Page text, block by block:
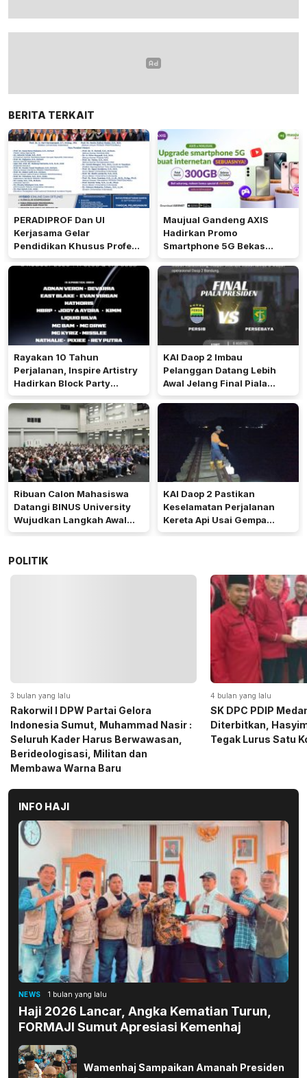
BERITA TERKAIT
PERADIPROF Dan UI
Kerjasama Gelar
Pendidikan Khusus Profesi
Advokat
Maujual Gandeng AXIS
Hadirkan Promo
Smartphone 5G Bekas
dengan Bonus Kuota
Rayakan 10 Tahun
Perjalanan, Inspire Artistry
Hadirkan Block Party
Terbesar di Jakarta
KAI Daop 2 Imbau
Pelanggan Datang Lebih
Awal Jelang Final Piala
Presiden 2026
Ribuan Calon Mahasiswa
Datangi BINUS University
Wujudkan Langkah Awal
Menuju Karier Global
KAI Daop 2 Pastikan
Keselamatan Perjalanan
Kereta Api Usai Gempa
Pangandaran
POLITIK
4 bulan yang lalu
SK DPC PDIP Medan Resmi
Diterbitkan, Hasyim SE: Solid dan
Tegak Lurus Satu Komando
5 bulan yang lalu
Momen Haru
Gerindra Sumut
Sembako kepada
INFO HAJI
NEWS 1 bulan yang lalu
Haji 2026 Lancar, Angka Kematian Turun,
FORMAJI Sumut Apresiasi Kemenhaj
Wamenhaj Sampaikan Amanah Presiden